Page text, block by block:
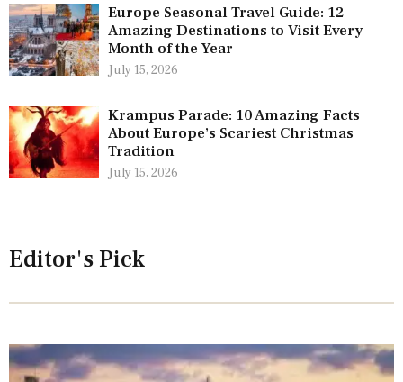
Europe Seasonal Travel Guide: 12
Amazing Destinations to Visit Every
Month of the Year
July 15, 2026
Krampus Parade: 10 Amazing Facts
About Europe’s Scariest Christmas
Tradition
July 15, 2026
Editor's Pick